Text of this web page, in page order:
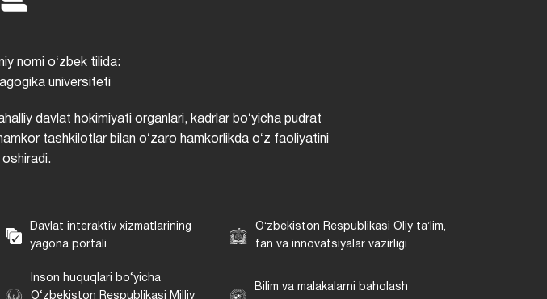
nomi oʻzbek tilida:
universiteti
davlat hokimiyati organlari, kadrlar boʻyicha pudrat
tashkilotlar bilan oʻzaro hamkorlikda oʻz faoliyatini
Davlat interaktiv xizmatlarining
yagona portali
Oʻzbekiston Respublikasi Oliy taʼlim,
fan va innovatsiyalar vazirligi
Inson huquqlari bo‘yicha
O‘zbekiston Respublikasi Milliy
Bilim va malakalarni baholash